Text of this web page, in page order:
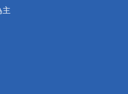
主